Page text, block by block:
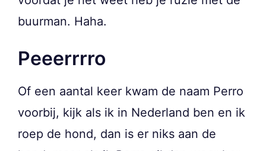
buurman. Haha.
Peeerrrro
Of een aantal keer kwam de naam Perro
voorbij, kijk als ik in Nederland ben en ik
roep de hond, dan is er niks aan de